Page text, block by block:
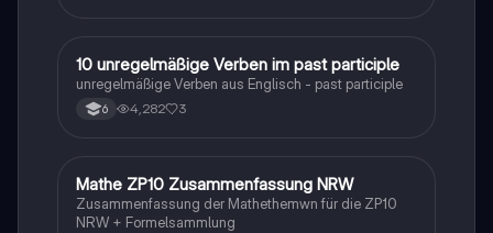
1 Englisch
10 unregelmäßige Verben im past participle
unregelmäßige Verben aus Englisch - past participle
6 4,282 3
Mathe
Mathe ZP10 Zusammenfassung NRW
Zusammenfassung der Mathethemwn für die ZP10
NRW + Formelsammlung